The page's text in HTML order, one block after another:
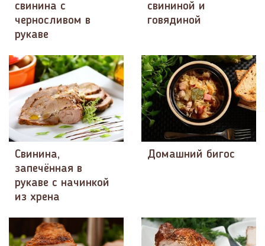
свинина с
черносливом в
рукаве
свининой и
говядиной
Свинина,
запечённая в
рукаве с начинкой
из хрена
Домашний бигос